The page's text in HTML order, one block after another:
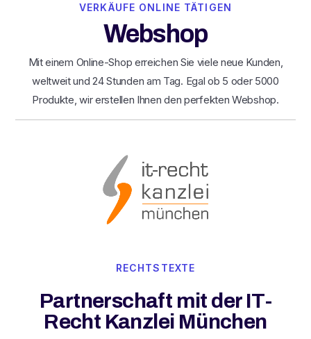
VERKÄUFE ONLINE TÄTIGEN
Webshop
Mit einem Online-Shop erreichen Sie viele neue Kunden,
weltweit und 24 Stunden am Tag. Egal ob 5 oder 5000
Produkte, wir erstellen Ihnen den perfekten Webshop.
RECHTSTEXTE
Partnerschaft mit der IT-
Recht Kanzlei München